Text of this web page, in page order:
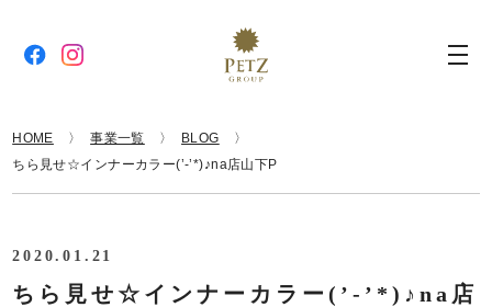
HOME 事業一覧
BLOG
ちら見せ☆インナーカラー(’-’*)♪na店山下P
2020.01.21
ちら見せ☆インナーカラー(’-’*)♪na店